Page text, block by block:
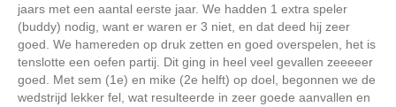
jaars met een aantal eerste jaar. We hadden 1 extra speler
(buddy) nodig, want er waren er 3 niet, en dat deed hij zeer
goed. We hamereden op druk zetten en goed overspelen, het is
tenslotte een oefen partij. Dit ging in heel veel gevallen zeeeeer
goed. Met sem (1e) en mike (2e helft) op doel, begonnen we de
wedstrijd lekker fel, wat resulteerde in zeer goede aanvallen en